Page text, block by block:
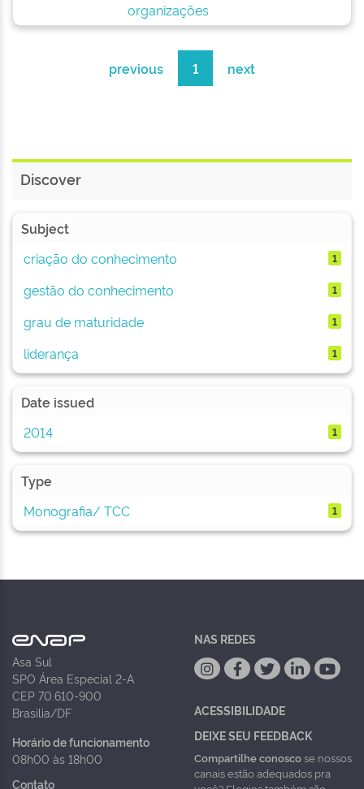
organizações
previous 1 next
Discover
Subject
criação do conhecimento
1
gestão do conhecimento 1
grau de maturidade 1
liderança 1
Date issued
2014
1
Type
Monografia/ TCC
1
Asa Sul
SPO Área Especial 2-A
CEP 70.610-900
Brasília/DF
Horário de funcionamento
08h00 às 18h00
Contato
NAS REDES
ACESSIBILIDADE
DEIXE SEU FEEDBACK
Compartilhe conoscose nossos
canais estão adequados pra